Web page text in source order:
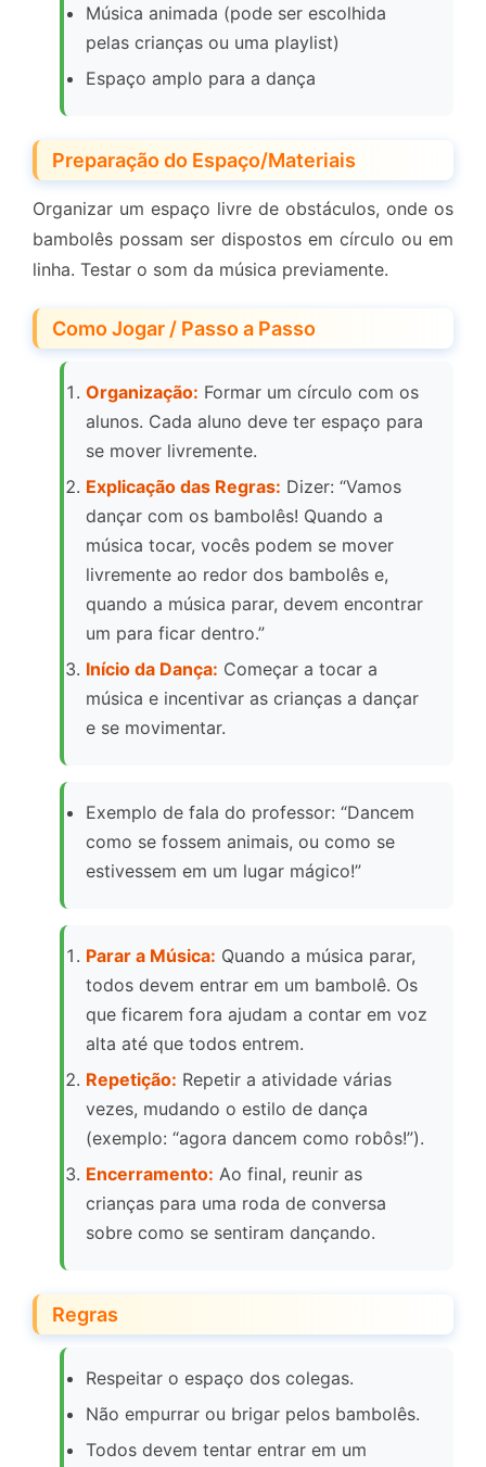
Música animada (pode ser escolhida
pelas crianças ou uma playlist)
Espaço amplo para a dança
Preparação do Espaço/Materiais
Organizar um espaço livre de obstáculos, onde os
bambolês possam ser dispostos em círculo ou em
linha. Testar o som da música previamente.
Como Jogar / Passo a Passo
Organização: Formar um círculo com os
alunos. Cada aluno deve ter espaço para
se mover livremente.
Explicação das Regras: Dizer: “Vamos
dançar com os bambolês! Quando a
música tocar, vocês podem se mover
livremente ao redor dos bambolês e,
quando a música parar, devem encontrar
um para ficar dentro.”
Início da Dança: Começar a tocar a
música e incentivar as crianças a dançar
e se movimentar.
Exemplo de fala do professor: “Dancem
como se fossem animais, ou como se
estivessem em um lugar mágico!”
Parar a Música: Quando a música parar,
todos devem entrar em um bambolê. Os
que ficarem fora ajudam a contar em voz
alta até que todos entrem.
Repetição: Repetir a atividade várias
vezes, mudando o estilo de dança
(exemplo: “agora dancem como robôs!”).
Encerramento: Ao final, reunir as
crianças para uma roda de conversa
sobre como se sentiram dançando.
Regras
Respeitar o espaço dos colegas.
Não empurrar ou brigar pelos bambolês.
Todos devem tentar entrar em um